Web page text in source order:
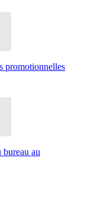
promotionnelles
au